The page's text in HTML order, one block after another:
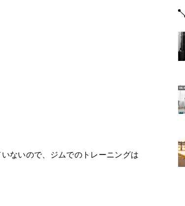
ないので、ジムでのトレーニングは